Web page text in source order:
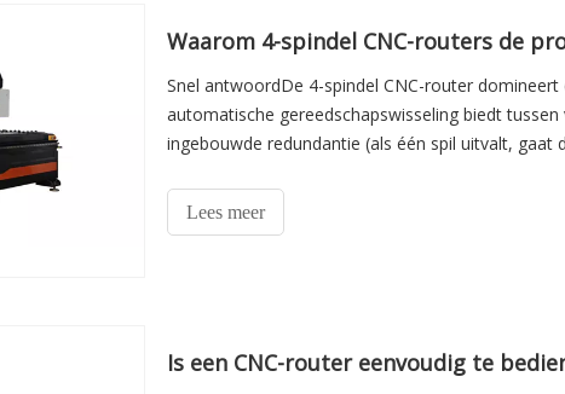
Waarom 4-spindel CNC-routers de
Snel antwoordDe 4-spindel CNC-router
automatische gereedschapswisseling biedt
ingebouwde redundantie (als één spil uitvalt,
Lees meer
Is een CNC-router eenvoudig te